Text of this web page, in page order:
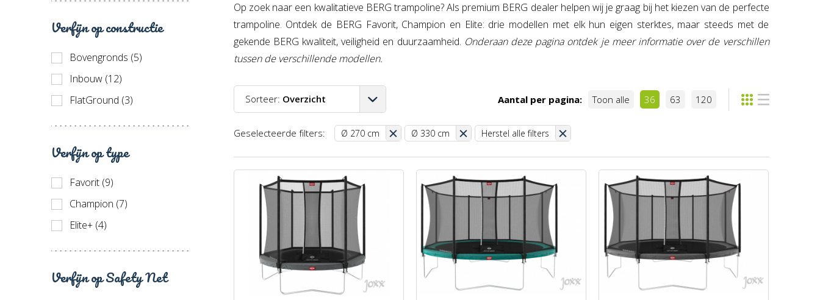
Verfijn op constructie
Bovengronds (5)
Inbouw (12)
FlatGround (3)
Verfijn op type
Favorit (9)
Champion (7)
Elite+ (4)
Verfijn op Safety Net
Op zoek naar een kwalitatieve BERG trampoline? Als premium BERG dealer helpen wij je graag bij het kiezen van de perfecte
trampoline. Ontdek de BERG Favorit, Champion en Elite: drie modellen met elk hun eigen sterktes, maar steeds met de
gekende BERG kwaliteit, veiligheid en duurzaamheid. Onderaan deze pagina ontdek je meer informatie over de verschillen
tussen de verschillende modellen.
Sorteer: Overzicht
Prijs laag-hoog
Prijs hoog-laag
Recentst
Aantal per pagina: Toon alle 36 63 120
Geselecteerde filters: Ø 270 cm Ø 330 cm Herstel alle filters